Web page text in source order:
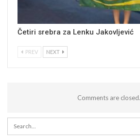
Četiri srebra za Lenku Jakovljević
PREV NEXT
Comments are closed.